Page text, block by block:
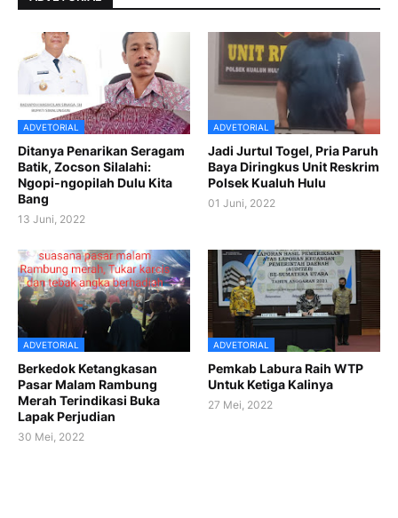
ADVETORIAL
Ditanya Penarikan Seragam
Batik, Zocson Silalahi:
Ngopi-ngopilah Dulu Kita
Bang
13 Juni, 2022
ADVETORIAL
Jadi Jurtul Togel, Pria Paruh
Baya Diringkus Unit Reskrim
Polsek Kualuh Hulu
01 Juni, 2022
ADVETORIAL
Berkedok Ketangkasan
Pasar Malam Rambung
Merah Terindikasi Buka
Lapak Perjudian
30 Mei, 2022
ADVETORIAL
Pemkab Labura Raih WTP
Untuk Ketiga Kalinya
27 Mei, 2022